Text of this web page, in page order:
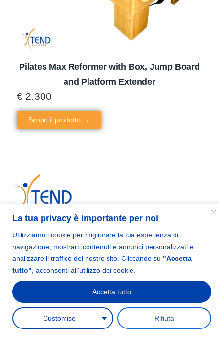
La tua privacy è importante per noi
Utilizziamo i cookie per migliorare la tua esperienza di
navigazione, mostrarti contenuti e annunci personalizzati e
analizzare il traffico del nostro sito. Cliccando su "Accetta
tutto" , acconsenti all'utilizzo dei cookie.
Customise Rifiuta
Accetta tutto
Pilates Max Reformer with Box, Jump Board
and Platform Extender
€ 2.300
Scopri il prodotto →
Xtend Pilates® is a specialized manufacturer of professional
Pilates equipment, with over 18 years of experience in the
design and production of high-quality machines.
Menu
Home
Shop
Videos
Contact information
sales@xtendpilates.com
1
Request a quote